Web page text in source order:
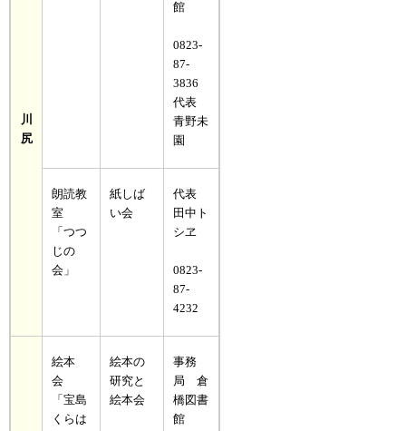
川
尻
館
0823-
87-
3836
代表
青野未
園
朗読教
室
「つつ
じの
会」
紙しば
い会
代表
田中ト
シヱ
0823-
87-
4232
絵本
会
「宝島
くらは
絵本の
研究と
絵本会
事務
局 倉
橋図書
館